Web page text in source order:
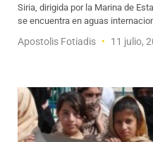
Siria, dirigida por la Marina de
se encuentra en aguas
Apostolis Fotiadis 11 julio,